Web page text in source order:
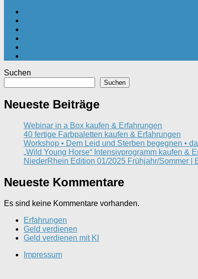
Suchen
Suchen
Neueste Beiträge
Webinar in a Box kaufen & Erfahrungen
40 fertige Farbpaletten kaufen & Erfahrungen
Workshop • Dem Leid und Sterben begegnen •
„Wild Young Horse“ Intensivprogramm kaufen &
NiederRhein Edition 01/2025 Frühjahr/Sommer |
Neueste Kommentare
Es sind keine Kommentare vorhanden.
Erfahrungen
Geld verdienen
Geld verdienen mit KI
Impressum